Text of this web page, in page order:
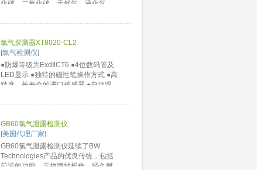
化碳、二氧化碳、天然气、液化气、
氨气、二氧化硫、硫化氢、烷类气
等危险气体。当空气中气体浓度达到
或超过报 警设定值时，探测器...
氯气探测器XT8020-CL2
[氯气检测仪]
●防爆等级为ExdⅡCT6 ●4位数码管及
LED显示 ●独特的磁性笔操作方式 ●高
精度、长寿命的进口传感器 ●自动跟
击的自动保护功能 ●全软件校准功能 ●
出、Modbus（RS485）信号输出 ●两
个...
GB60氯气泄露检测仪
[美国代理厂家]
GB60氯气泄露检测仪延续了BW
Technologies产品的优良传统，包括
前沿的功能，无故障地操作，经久耐